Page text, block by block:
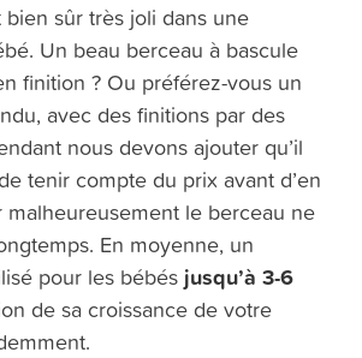
sûr très joli dans une
Un beau berceau à bascule
finition ? Ou préférez-vous un
avec des finitions par des
nous devons ajouter qu’il
tenir compte du prix avant d’en
malheureusement le berceau ne
En moyenne, un
pour les bébés jusqu’à 3-6
de sa croissance de votre